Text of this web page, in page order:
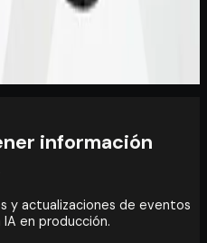
información
y actualizaciones de eventos
en producción.